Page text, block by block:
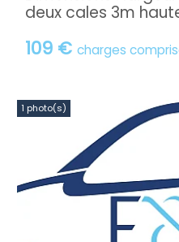
109 € charges
deux cales 3m
1 photo(s)